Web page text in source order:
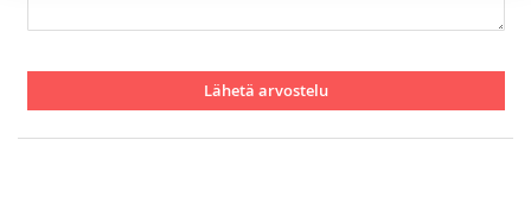
Lähetä arvostelu